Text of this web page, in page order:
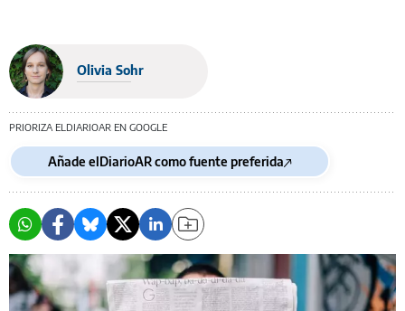
Olivia Sohr
PRIORIZA ELDIARIOAR EN GOOGLE
Añade elDiarioAR como fuente preferida